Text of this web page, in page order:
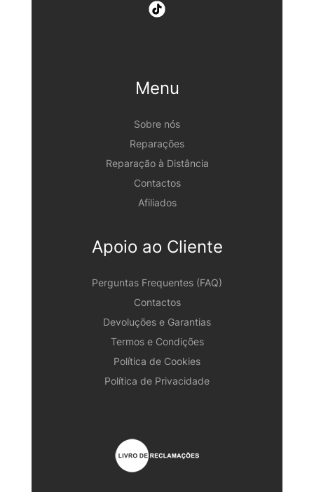
Menu
Sobre nós
Reparações
Reparação à Distância
Contactos
Afiliados
Apoio ao Cliente
Perguntas Frequentes (FAQ)
Contactos
Devoluções e Garantias
Termos e Condições
Política de Cookies
Política de Privacidade